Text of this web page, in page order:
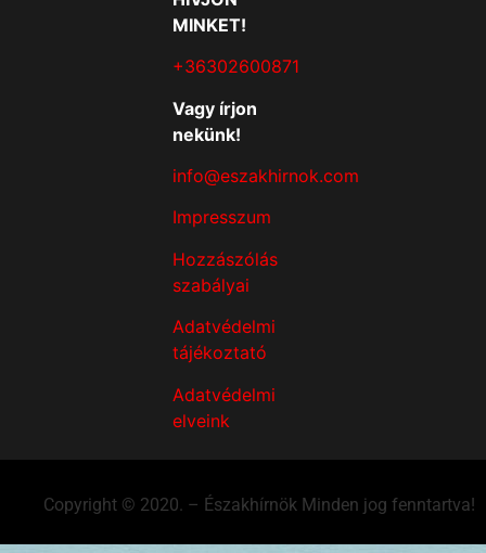
MINKET!
+36302600871
Vagy írjon
nekünk!
info@eszakhirnok.com
Impresszum
Hozzászólás
szabályai
Adatvédelmi
tájékoztató
Adatvédelmi
elveink
Copyright © 2020. – Északhírnök Minden jog fenntartva!